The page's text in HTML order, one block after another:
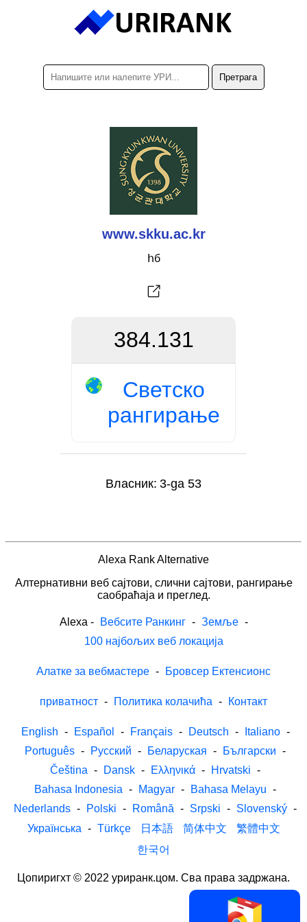
www.skku.ac.kr
հб
384.131
Светско
рангирање
Власник: 3-ga 53
Alexa Rank Alternative
Алтернативни веб сајтови, слични сајтови, рангирање
саобраћаја и преглед.
Alexa - Вебсите Ранкинг - Земље -
100 најбољих веб локација
Алатке за вебмастере - Бровсер Ектенсионс
приватност - Политика колачића - Контакт
English - Español - Français - Deutsch - Italiano -
Português - Русский - Беларуская - Български -
Čeština - Dansk - Ελληνικά - Hrvatski -
Bahasa Indonesia - Magyar - Bahasa Melayu -
Nederlands - Polski - Română - Srpski - Slovenský -
Українська - Türkçe 日本語 简体中文
繁體中文
한국어
Цопиригхт © 2022 уриранк.цом. Сва права задржана.